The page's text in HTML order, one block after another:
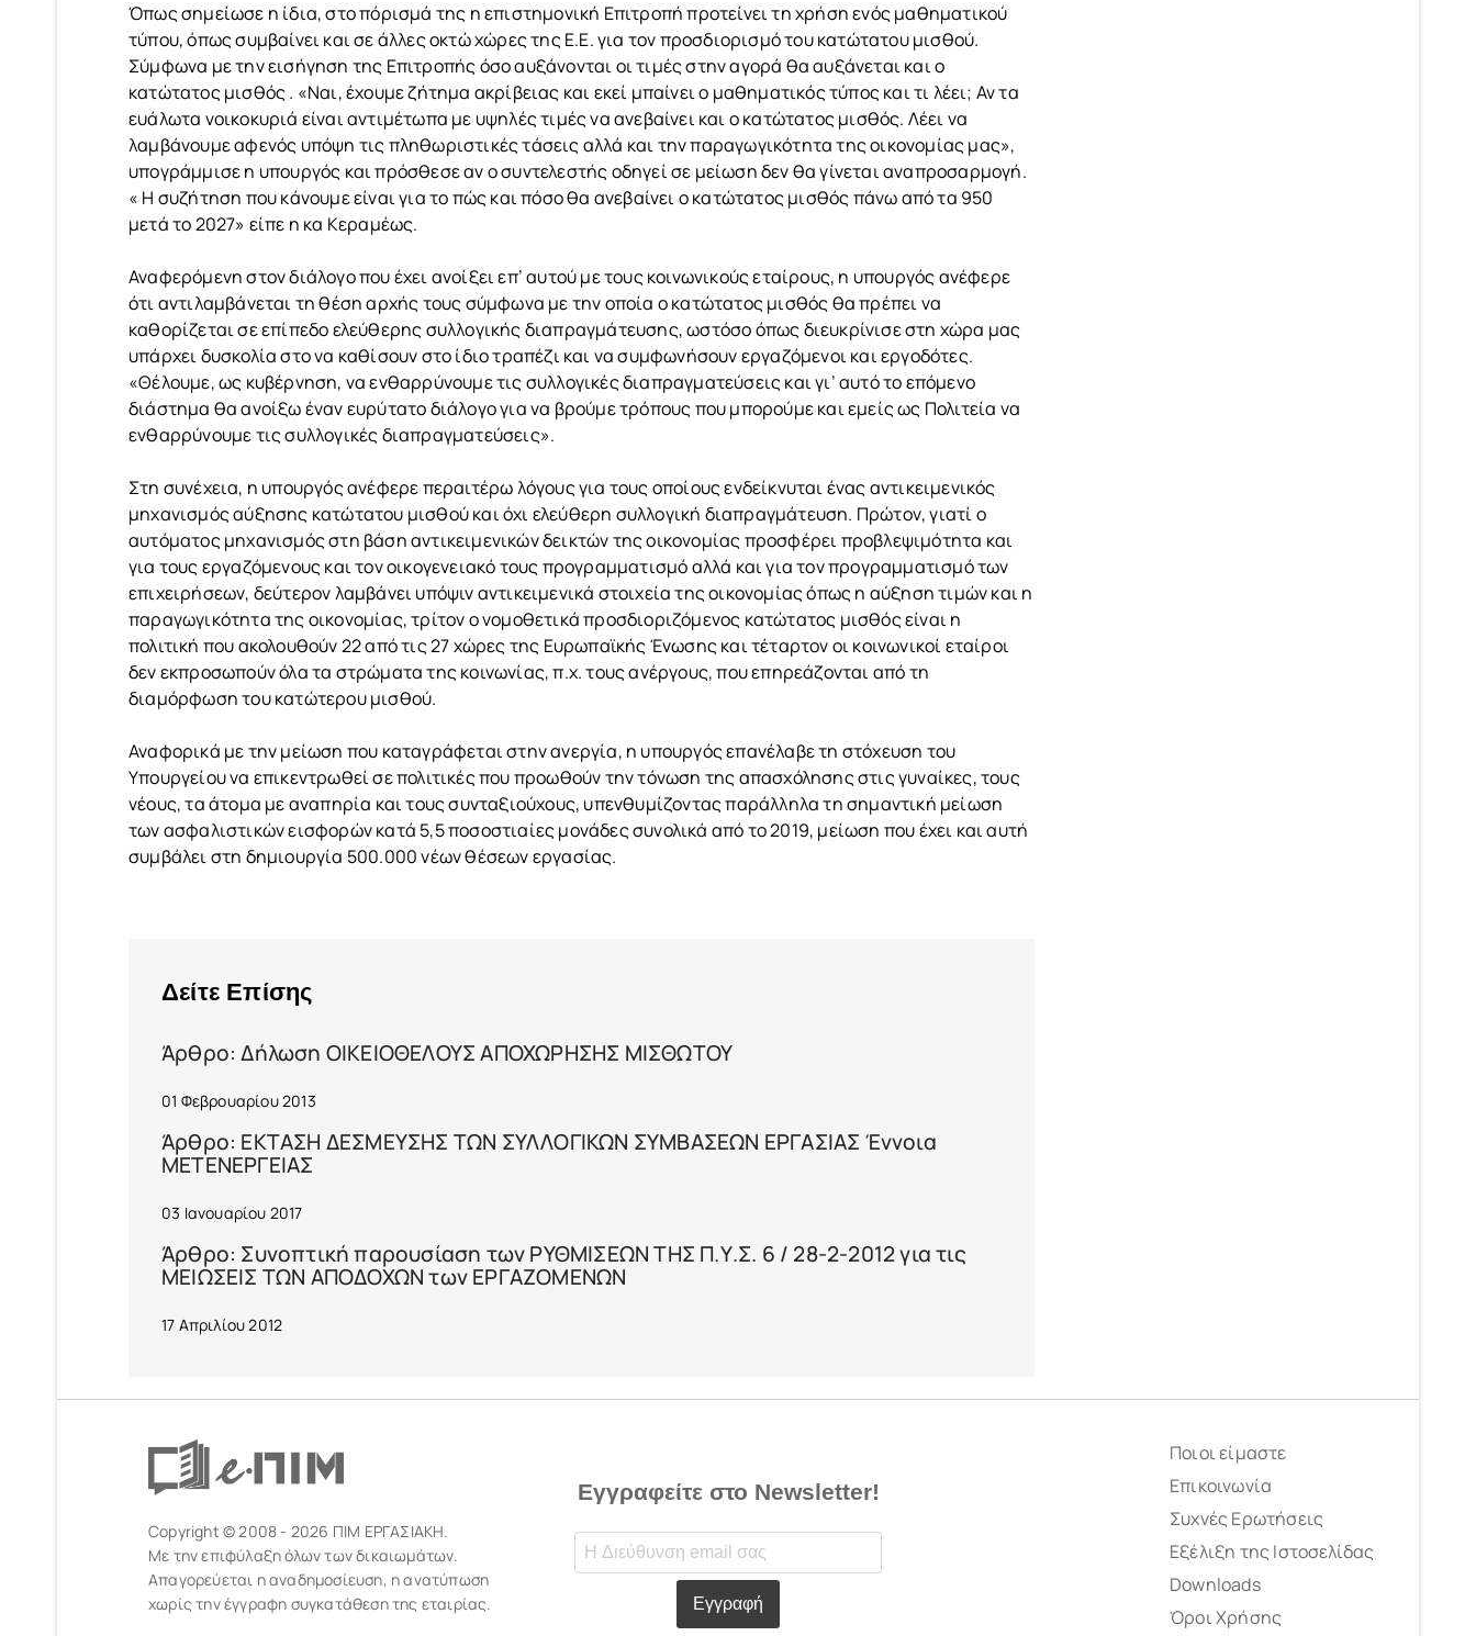
Όπως σημείωσε η ίδια, στο πόρισμά της η επιστημονική Επιτροπή προτείνει τη χρήση ενός μαθηματικού
τύπου, όπως συμβαίνει και σε άλλες οκτώ χώρες της Ε.Ε. για τον προσδιορισμό του κατώτατου μισθού.
Σύμφωνα με την εισήγηση της Επιτροπής όσο αυξάνονται οι τιμές στην αγορά θα αυξάνεται και ο
κατώτατος μισθός . «Ναι, έχουμε ζήτημα ακρίβειας και εκεί μπαίνει ο μαθηματικός τύπος και τι λέει; Αν τα
ευάλωτα νοικοκυριά είναι αντιμέτωπα με υψηλές τιμές να ανεβαίνει και ο κατώτατος μισθός. Λέει να
λαμβάνουμε αφενός υπόψη τις πληθωριστικές τάσεις αλλά και την παραγωγικότητα της οικονομίας μας»,
υπογράμμισε η υπουργός και πρόσθεσε αν ο συντελεστής οδηγεί σε μείωση δεν θα γίνεται αναπροσαρμογή.
« Η συζήτηση που κάνουμε είναι για το πώς και πόσο θα ανεβαίνει ο κατώτατος μισθός πάνω από τα 950
μετά το 2027» είπε η κα Κεραμέως.
Αναφερόμενη στον διάλογο που έχει ανοίξει επ’ αυτού με τους κοινωνικούς εταίρους, η υπουργός ανέφερε
ότι αντιλαμβάνεται τη θέση αρχής τους σύμφωνα με την οποία ο κατώτατος μισθός θα πρέπει να
καθορίζεται σε επίπεδο ελεύθερης συλλογικής διαπραγμάτευσης, ωστόσο όπως διευκρίνισε στη χώρα μας
υπάρχει δυσκολία στο να καθίσουν στο ίδιο τραπέζι και να συμφωνήσουν εργαζόμενοι και εργοδότες.
«Θέλουμε, ως κυβέρνηση, να ενθαρρύνουμε τις συλλογικές διαπραγματεύσεις και γι’ αυτό το επόμενο
διάστημα θα ανοίξω έναν ευρύτατο διάλογο για να βρούμε τρόπους που μπορούμε και εμείς ως Πολιτεία να
ενθαρρύνουμε τις συλλογικές διαπραγματεύσεις».
Στη συνέχεια, η υπουργός ανέφερε περαιτέρω λόγους για τους οποίους ενδείκνυται ένας αντικειμενικός
μηχανισμός αύξησης κατώτατου μισθού και όχι ελεύθερη συλλογική διαπραγμάτευση. Πρώτον, γιατί ο
αυτόματος μηχανισμός στη βάση αντικειμενικών δεικτών της οικονομίας προσφέρει προβλεψιμότητα και
για τους εργαζόμενους και τον οικογενειακό τους προγραμματισμό αλλά και για τον προγραμματισμό των
επιχειρήσεων, δεύτερον λαμβάνει υπόψιν αντικειμενικά στοιχεία της οικονομίας όπως η αύξηση τιμών και η
παραγωγικότητα της οικονομίας, τρίτον ο νομοθετικά προσδιοριζόμενος κατώτατος μισθός είναι η
πολιτική που ακολουθούν 22 από τις 27 χώρες της Ευρωπαϊκής Ένωσης και τέταρτον οι κοινωνικοί εταίροι
δεν εκπροσωπούν όλα τα στρώματα της κοινωνίας, π.χ. τους ανέργους, που επηρεάζονται από τη
διαμόρφωση του κατώτερου μισθού.
Αναφορικά με την μείωση που καταγράφεται στην ανεργία, η υπουργός επανέλαβε τη στόχευση του
Υπουργείου να επικεντρωθεί σε πολιτικές που προωθούν την τόνωση της απασχόλησης στις γυναίκες, τους
νέους, τα άτομα με αναπηρία και τους συνταξιούχους, υπενθυμίζοντας παράλληλα τη σημαντική μείωση
των ασφαλιστικών εισφορών κατά 5,5 ποσοστιαίες μονάδες συνολικά από το 2019, μείωση που έχει και αυτή
συμβάλει στη δημιουργία 500.000 νέων θέσεων εργασίας.
Δείτε Επίσης
Άρθρο: Δήλωση ΟΙΚΕΙΟΘΕΛΟΥΣ ΑΠΟΧΩΡΗΣΗΣ ΜΙΣΘΩΤΟΥ
01 Φεβρουαρίου 2013
Άρθρο: ΕΚΤΑΣΗ ΔΕΣΜΕΥΣΗΣ ΤΩΝ ΣΥΛΛΟΓΙΚΩΝ ΣΥΜΒΑΣΕΩΝ ΕΡΓΑΣΙΑΣ Έννοια
ΜΕΤΕΝΕΡΓΕΙΑΣ
03 Ιανουαρίου 2017
Άρθρο: Συνοπτική παρουσίαση των ΡΥΘΜΙΣΕΩΝ ΤΗΣ Π.Υ.Σ. 6 / 28-2-2012 για τις
ΜΕΙΩΣΕΙΣ ΤΩΝ ΑΠΟΔΟΧΩΝ των ΕΡΓΑΖΟΜΕΝΩΝ
17 Απριλίου 2012
Copyright © 2008 - 2026 ΠΙΜ ΕΡΓΑΣΙΑΚΗ.
Με την επιφύλαξη όλων των δικαιωμάτων.
Απαγορεύεται η αναδημοσίευση, η ανατύπωση
χωρίς την έγγραφη συγκατάθεση της εταιρίας.
Εγγραφείτε στο Newsletter!
Εγγραφή
Ποιοι είμαστε
Επικοινωνία
Συχνές Ερωτήσεις
Εξέλιξη της Ιστοσελίδας
Downloads
Όροι Χρήσης